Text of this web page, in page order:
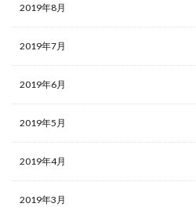
2019年8月
2019年7月
2019年6月
2019年5月
2019年4月
2019年3月